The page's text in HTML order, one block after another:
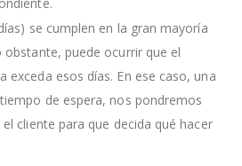
se cumplen en la gran mayoría
obstante, puede ocurrir que el
exceda esos días. En ese caso, una
de espera, nos pondremos
cliente para que decida qué hacer